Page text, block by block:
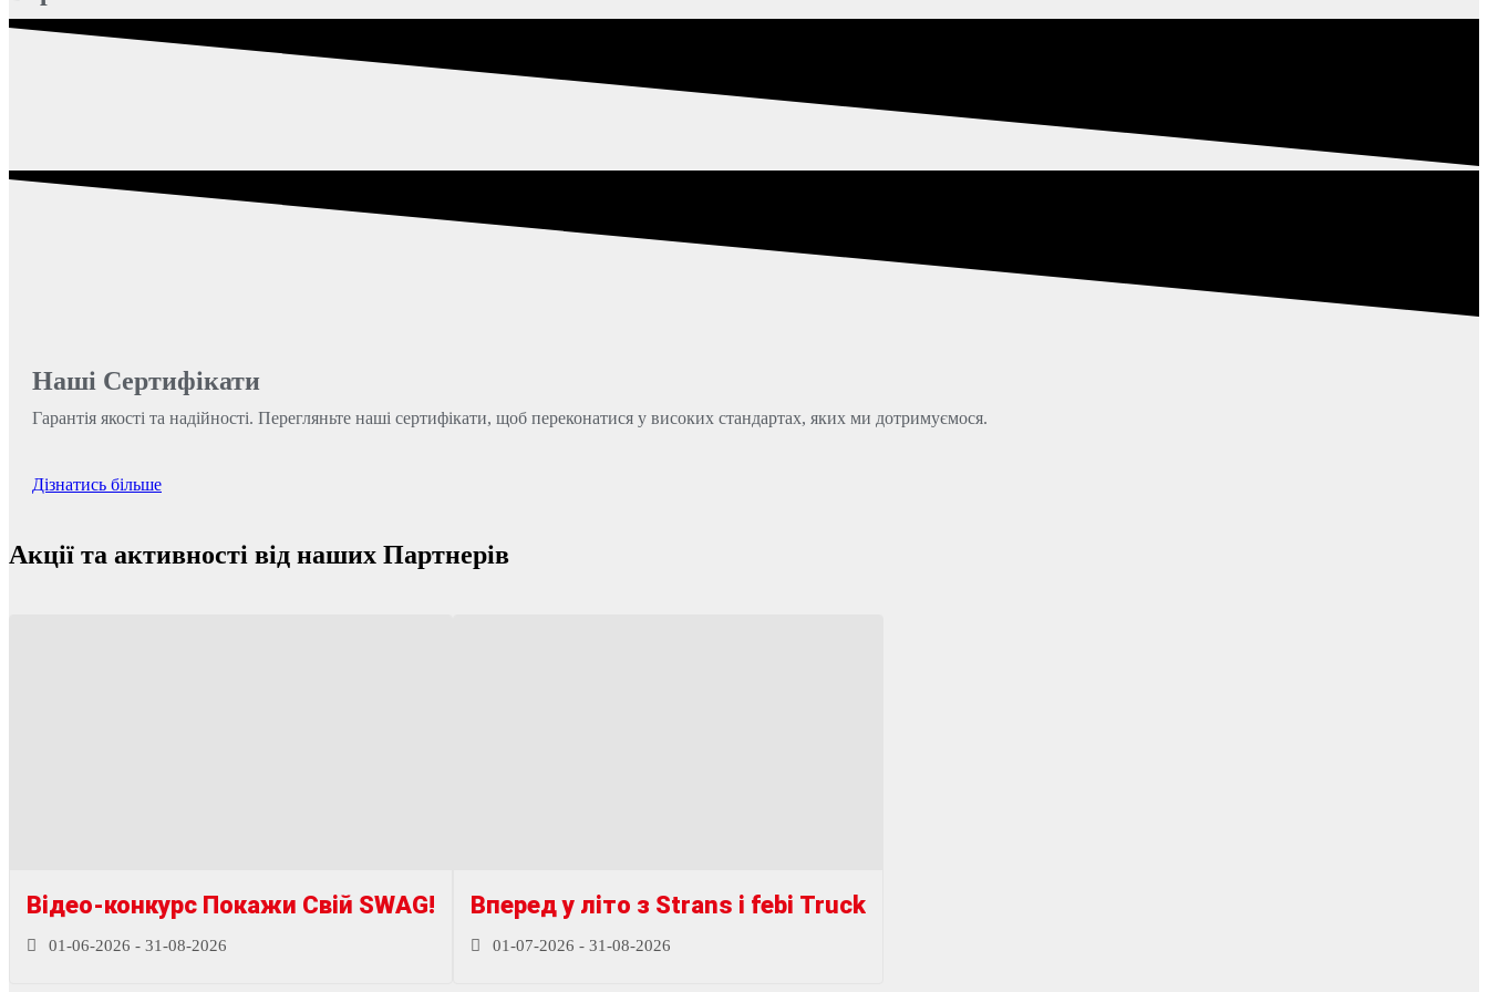
Наші Сертифікати
Гарантія якості та надійності. Перегляньте наші сертифікати, щоб переконатися у високих стандартах, яких ми дотримуємося.
Дізнатись більше
Акції та активності від наших Партнерів
Відео-конкурс Покажи Свій SWAG!
01-06-2026 - 31-08-2026
Вперед у літо з Strans і febi Truck
01-07-2026 - 31-08-2026